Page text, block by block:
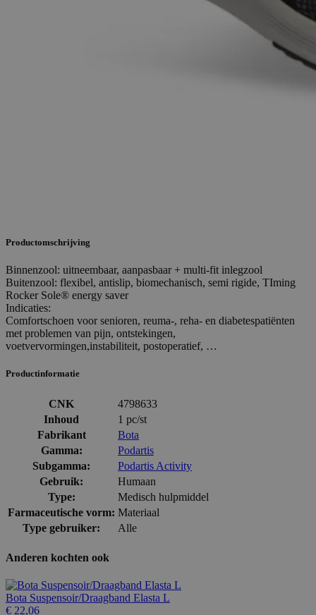
Productomschrijving
Binnenzool: uitneembaar, aanpasbaar + multi-fit inlegzool
Buitenzool: flexibel, antislip, biomechanisch, semi rigide, TIming
Rocker Sole® energy saver
Indicaties:
Comfortschoen voor senioren, reuma-, reha- en diabetespatiënten
met problemen van pijn, ontstekingen,
voetvervormingen,instabiliteit, postoperatief, …
Productinformatie
CNK
4798633
Inhoud
1 pc/st
Fabrikant
Bota
Gamma:
Podartis
Subgamma:
Podartis Activity
Gebruik:
Humaan
Type:
Medisch hulpmiddel
Farmaceutische vorm: Materiaal
Type gebruiker:
Alle
Anderen kochten ook
Bota Suspensoir/Draagband Elasta L
€ 22,06